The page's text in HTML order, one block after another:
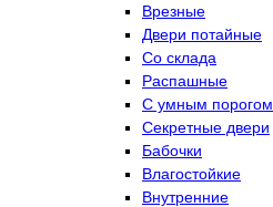
Врезные
Двери потайные
Со склада
Распашные
С умным порогом
Секретные двери
Бабочки
Влагостойкие
Внутренние